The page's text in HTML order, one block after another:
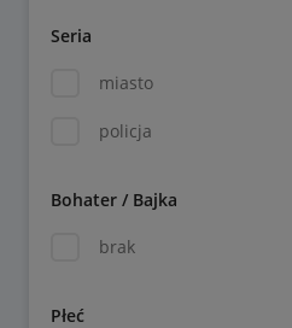
Seria
miasto
policja
Bohater / Bajka
brak
Płeć